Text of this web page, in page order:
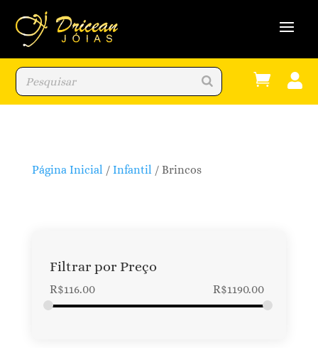
 
Página Inicial / Infantil / Brincos
Filtrar por Preço
R$116.00 R$1190.00